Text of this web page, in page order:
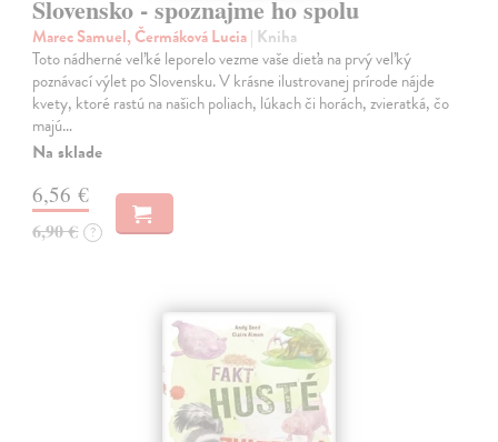
Slovensko - spoznajme ho spolu
Marec Samuel, Čermáková Lucia| Kniha
Toto nádherné veľké leporelo vezme vaše dieťa na prvý veľký
poznávací výlet po Slovensku. V krásne ilustrovanej prírode nájde
kvety, ktoré rastú na našich poliach, lúkach či horách, zvieratká, čo
majú…
Na sklade
6,56 €
6,90 € ?